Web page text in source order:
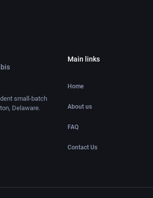
small-batch
Delaware.
Main links
Home
About us
FAQ
Contact Us